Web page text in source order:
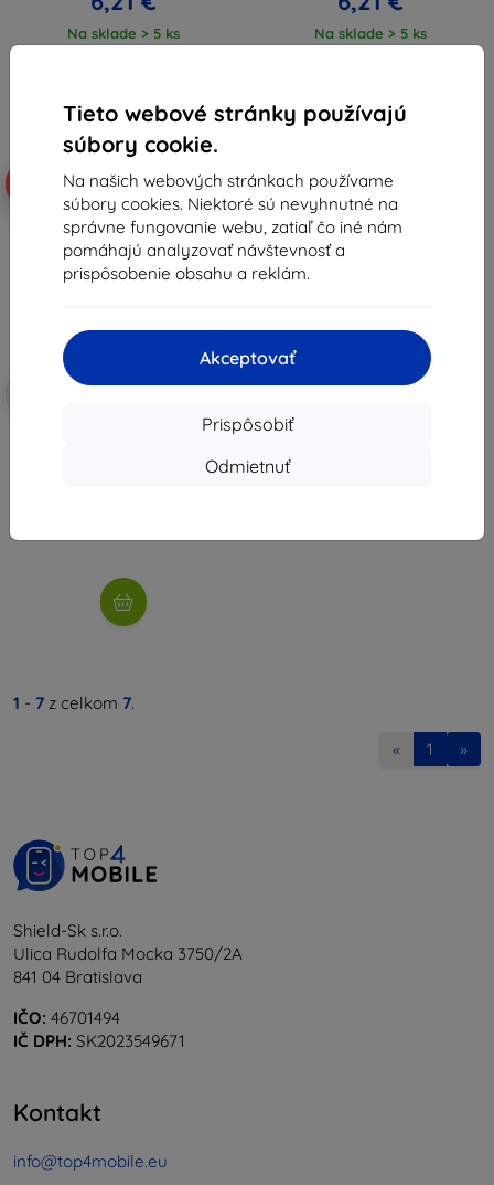
Tieto webové stránky používajú
súbory cookie.
Na našich webových stránkach používame
súbory cookies. Niektoré sú nevyhnutné na
správne fungovanie webu, zatiaľ čo iné nám
pomáhajú analyzovať návštevnosť a
prispôsobenie obsahu a reklám.
Akceptovať
Prispôsobiť
Odmietnuť
Na sklade > 5 ks Na sklade > 5 ks
Zľava s
3MK Matt Case Poco X6 Pro 5G
1 - 7 z celkom 7.
« 1 »
Shield-Sk s.r.o.
Ulica Rudolfa Mocka 3750/2A
841 04 Bratislava
IČO: 46701494
IČ DPH: SK2023549671
Kontakt
info@top4mobile.eu